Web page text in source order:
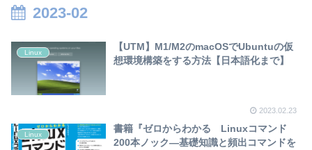
2023-02
Linux
【UTM】M1/M2のmacOSでUbuntuの仮
想環境構築をする方法【日本語化まで】
2023.02.23
Linux
書籍『ゼロからわかる Linuxコマンド
200本ノック―基礎知識と頻出コマンドを